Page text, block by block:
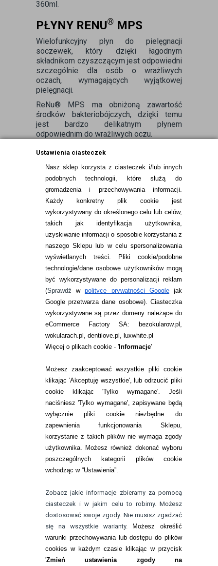
Ustawienia ciasteczek
Nasz sklep korzysta z ciasteczek i/lub innych
podobnych technologii, które służą do
gromadzenia i przechowywania informacji.
Każdy konkretny plik cookie jest
wykorzystywany do określonego celu lub celów,
takich jak identyfikacja użytkownika,
uzyskiwanie informacji o sposobie korzystania z
naszego Sklepu lub w celu spersonalizowania
wyświetlanych treści.
Pliki cookie/podobne
technologie/dane osobowe użytkowników mogą
być wykorzystywane do personalizacji reklam
(Sprawdźwpolityce prywatności Googlejak
Google przetwarza dane osobowe). Ciasteczka
wykorzystywane są przez domeny należące do
eCommerce Factory SA: bezokularow.pl,
wokularach.pl, dentilove.pl, luxwhite.pl
Więcej o plikach cookie - 'Informacje'
Możesz zaakceptować wszystkie pliki cookie
klikając 'Akceptuję wszystkie', lub odrzucić pliki
cookie klikając 'Tylko wymagane'. Jeśli
naciśniesz 'Tylko wymagane', zapisywane będą
wyłącznie pliki cookie niezbędne do
zapewnienia funkcjonowania Sklepu,
korzystanie z takich plików nie wymaga zgody
użytkownika. Możesz również dokonać wyboru
poszczególnych kategorii plików cookie
wchodząc w “Ustawienia”.
Zobacz jakie informacje zbieramy za pomocą
ciasteczek i w jakim celu to robimy. Możesz
dostosować swoje zgody. Nie musisz zgadzać
się na wszystkie warianty.
Możesz określić
warunki przechowywania lub dostępu do plików
cookies w każdym czasie klikając w przycisk
'Zmień ustawienia zgody na
360ml.
PŁYNY RENU® MPS
Wielofunkcyjny płyn do pielęgnacji
soczewek, który dzięki łagodnym
składnikom czyszczącym jest odpowiedni
szczególnie dla osób o wrażliwych
oczach, wymagających wyjątkowej
pielęgnacji.
ReNu® MPS ma obniżoną zawartość
środków bakteriobójczych, dzięki temu
jest bardzo delikatnym płynem
odpowiednim do wrażliwych oczu.
Płyn dostępny jest w pojemności: 120 ml i
otwarcia.
INFORMACJE KONTAKTOWE
JAK ZAMAWIAĆ?
ZWROTY I REKLAMACJA
WARUNKI ZAKUPÓW
RANKINGI SOCZEWEK
SOCZEWKI KOLOROWE
Zwrot (odstąpienie od umowy)
ZMIEŃ USTAWIENIA ZGODY NA CIASTECZKA
KONTAKT
telefon:
22 113 44 42
telefon:
732 08 08 72
kontakt@bezokularow.pl